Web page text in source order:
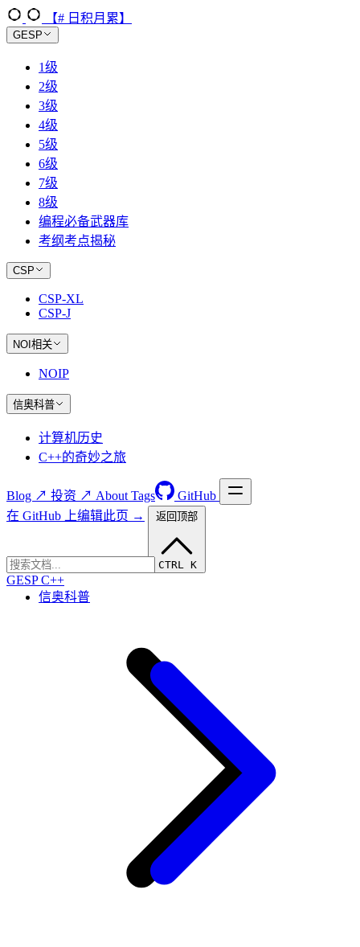
【# 日积月累】
GESP
1级
2级
3级
4级
5级
6级
7级
8级
编程必备武器库
考纲考点揭秘
CSP
CSP-XL
CSP-J
NOI相关
NOIP
信奥科普
计算机历史
C++的奇妙之旅
Blog ↗ 投资 ↗ About Tags GitHub
CTRL K
信奥科普
在 GitHub 上编辑此页 → 返回顶部
GESP C++